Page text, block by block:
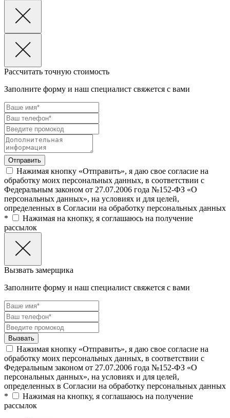
Рассчитать точную стоимость
Заполните форму и наш специалист свяжется с вами
Нажимая кнопку «Отправить», я даю свое согласие на
обработку моих персональных данных, в соответствии с
Федеральным законом от 27.07.2006 года №152-ФЗ «О
персональных данных», на условиях и для целей,
определенных в Согласии на обработку персональных данных
*
Нажимая на кнопку, я соглашаюсь на получение
рассылок
Вызвать замерщика
Заполните форму и наш специалист свяжется с вами
Нажимая кнопку «Отправить», я даю свое согласие на
обработку моих персональных данных, в соответствии с
Федеральным законом от 27.07.2006 года №152-ФЗ «О
персональных данных», на условиях и для целей,
определенных в Согласии на обработку персональных данных
*
Нажимая на кнопку, я соглашаюсь на получение
рассылок